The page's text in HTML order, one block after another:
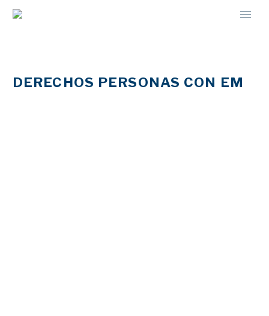
DERECHOS PERSONAS CON EM